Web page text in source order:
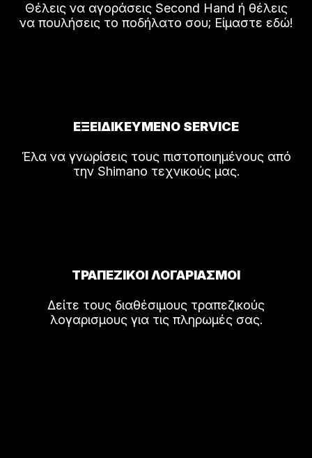
Θέλεις να αγοράσεις Second Hand ή θέλεις
να πουλήσεις το ποδήλατο σου; Είμαστε εδώ!
ΕΞΕΙΔΙΚΕΥΜΕΝΟ SERVICE
Έλα να γνωρίσεις τους πιστοποιημένους από
την Shimano τεχνικούς μας.
ΤΡΑΠΕΖΙΚΟΙ ΛΟΓΑΡΙΑΣΜΟΙ
Δείτε τους διαθέσιμους τραπεζικούς
λογαρισμους για τις πληρωμές σας.